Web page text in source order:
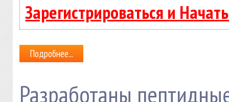
Зарегистрироваться и
Подробнее...
Разработаны